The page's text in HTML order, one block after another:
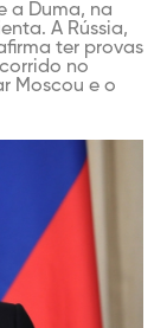
a Duma, na
A Rússia,
ter provas
no
Moscou e o